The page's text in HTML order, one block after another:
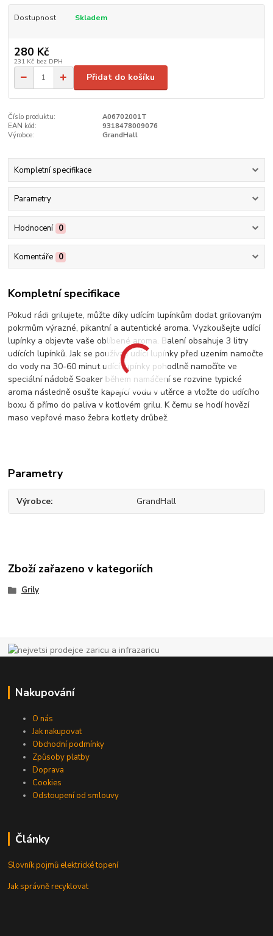
Dostupnost Skladem
280 Kč
231 Kč bez DPH
Přidat do košíku
Číslo produktu:
A06702001T
EAN kód:
9318478009076
Výrobce:
GrandHall
Kompletní specifikace
Parametry
Hodnocení 0
Komentáře 0
Kompletní specifikace
Pokud rádi grilujete, můžte díky udícím lupínkům dodat grilovaným
pokrmům výrazné, pikantní a autentické aroma. Vyzkoušejte udící
lupínky a objevte vaše oblíbené aroma. Balení obsahuje 3 litry
udících lupínků. Jak se používají udící lupínky před uzením namočte
do vody na 30-60 minut udící lupínky pohodlně namočíte ve
speciální nádobě Soaker během namáčení se rozvine typické
aroma následně osušte kapající vodu v utěrce a vložte do udícího
boxu či přímo do paliva v kotlovém grilu. K čemu se hodí hovězí
maso vepřové maso žebra kotlety drůbež.
Parametry
Výrobce GrandHall
Zboží zařazeno v kategoriích
Grily
Nakupování
O nás
Jak nakupovat
Obchodní podmínky
Způsoby platby
Doprava
Cookies
Odstoupení od smlouvy
Články
Slovník pojmů elektrické topení
Jak správně recyklovat